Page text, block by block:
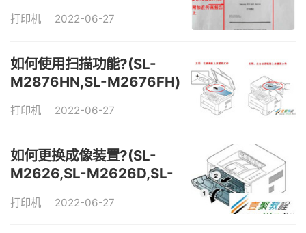
打印机 2022-06-27
如何使用扫描功能?(SL-
M2876HN,SL-M2676FH)
打印机 2022-06-27
如何更换成像装置?(SL-
M2626,SL-M2626D,SL-
打印机 2022-06-27